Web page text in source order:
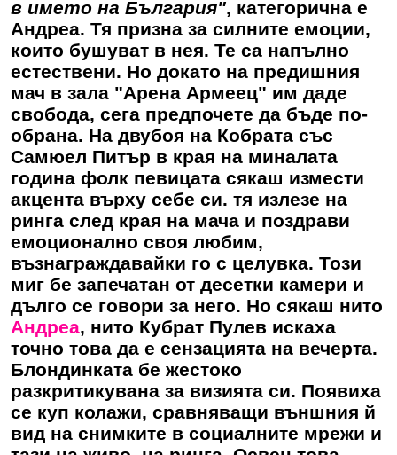
в името на България", категорична е
Андреа. Тя призна за силните емоции,
които бушуват в нея. Те са напълно
естествени. Но докато на предишния
мач в зала "Арена Армеец" им даде
свобода, сега предпочете да бъде по-
обрана. На двубоя на Кобрата със
Самюел Питър в края на миналата
година фолк певицата сякаш измести
акцента върху себе си. тя излезе на
ринга след края на мача и поздрави
емоционално своя любим,
възнаграждавайки го с целувка. Този
миг бе запечатан от десетки камери и
дълго се говори за него. Но сякаш нито
Андреа, нито Кубрат Пулев искаха
точно това да е сензацията на вечерта.
Блондинката бе жестоко
разкритикувана за визията си. Появиха
се куп колажи, сравняващи външния й
вид на снимките в социалните мрежи и